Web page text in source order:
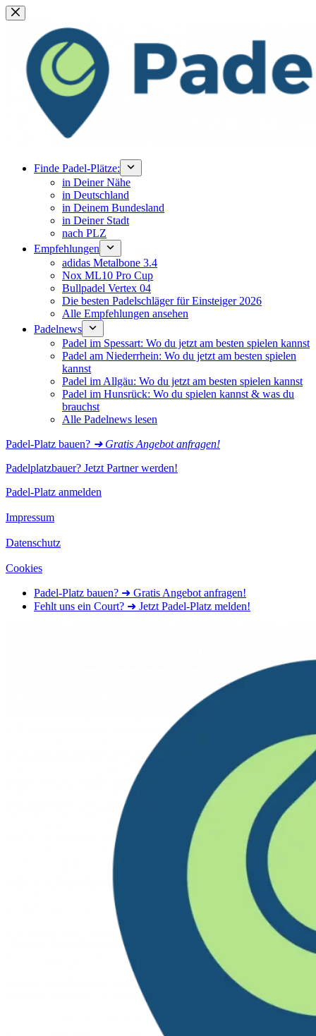
Zum
Inhalt
springen
Finde Padel-Plätze:
in Deiner Nähe
in Deutschland
in Deinem Bundesland
in Deiner Stadt
nach PLZ
Empfehlungen
adidas Metalbone 3.4
Nox ML10 Pro Cup
Bullpadel Vertex 04
Die besten Padelschläger für Einsteiger 2026
Alle Empfehlungen ansehen
Padelnews
Padel im Spessart: Wo du jetzt am besten spielen kannst
Padel am Niederrhein: Wo du jetzt am besten spielen
kannst
Padel im Allgäu: Wo du jetzt am besten spielen kannst
Padel im Hunsrück: Wo du spielen kannst & was du
brauchst
Alle Padelnews lesen
Padel-Platz bauen? ➜ Gratis Angebot anfragen!
Padelplatzbauer? Jetzt Partner werden!
Padel-Platz anmelden
Impressum
Datenschutz
Cookies
Padel-Platz bauen? ➜ Gratis Angebot anfragen!
Fehlt uns ein Court? ➜ Jetzt Padel-Platz melden!